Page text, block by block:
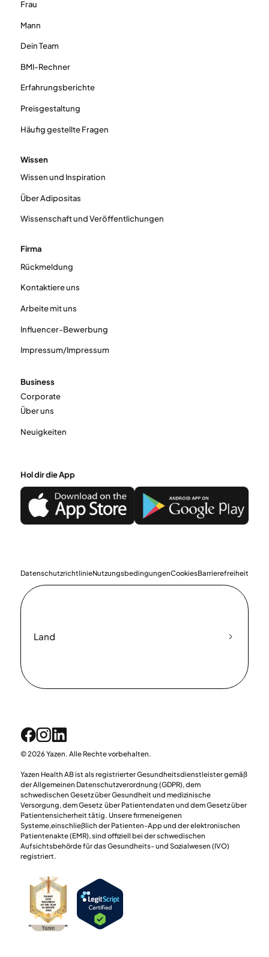
Frau
Mann
Dein Team
BMI-Rechner
Erfahrungsberichte
Preisgestaltung
Häufig gestellte Fragen
Wissen
Wissen und Inspiration
Über Adipositas
Wissenschaft und Veröffentlichungen
Firma
Rückmeldung
Kontaktiere uns
Arbeite mit uns
Influencer-Bewerbung
Impressum/Impressum
Business
Corporate
Über uns
Neuigkeiten
Hol dir die App
DatenschutzrichtlinieNutzungsbedingungenCookiesBarrierefreiheit
Land
© 2026 Yazen. Alle Rechte vorbehalten.
Yazen Health AB ist als registrierter Gesundheitsdienstleister gemäß
der Allgemeinen Datenschutzverordnung (GDPR), dem
schwedischen Gesetz über Gesundheit und medizinische
Versorgung, dem Gesetz über Patientendaten und dem Gesetz über
Patientensicherheit tätig. Unsere firmeneigenen
Systeme,einschließlich der Patienten-App und der elektronischen
Patientenakte (EMR), sind offiziell bei der schwedischen
Aufsichtsbehörde für das Gesundheits- und Sozialwesen (IVO)
registriert.